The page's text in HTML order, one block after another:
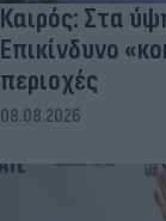
Καιρός: Στα
Επικίνδυνο
περιοχές
08.08.2026